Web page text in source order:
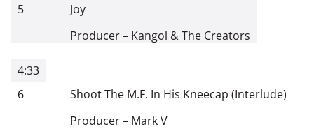
5
Joy
Producer– Kangol & The Creators
4:33
6
Shoot The M.F. In His Kneecap (Interlude)
Producer– Mark V